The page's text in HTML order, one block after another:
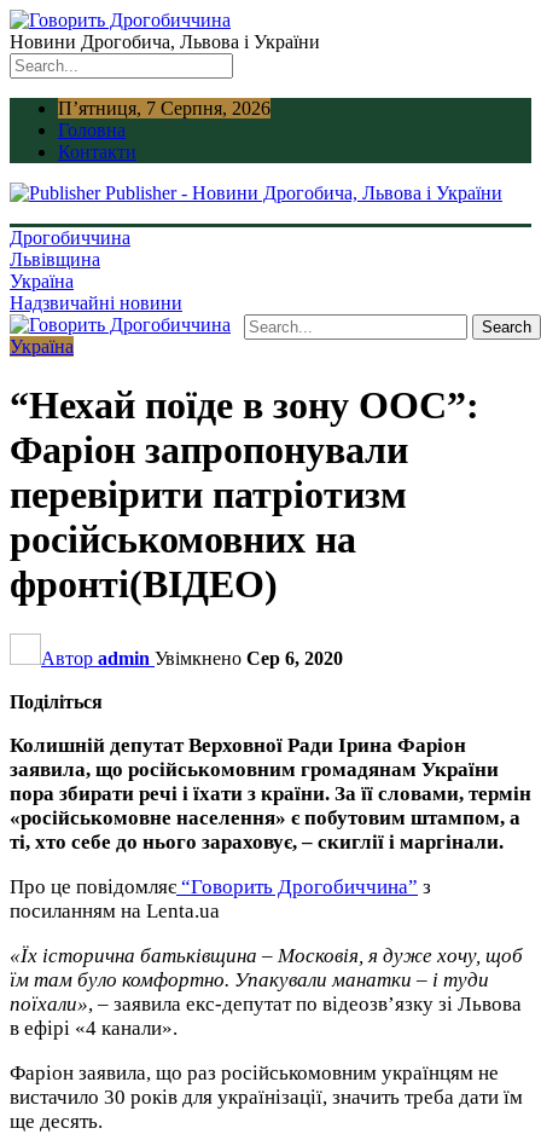
Новини Дрогобича, Львова і України
П’ятниця, 7 Серпня, 2026
Головна
Контакти
Publisher - Новини Дрогобича, Львова і України
Дрогобиччина
Львівщина
Україна
Надзвичайні новини
Україна
“Нехай поїде в зону ООС”:
Фаріон запропонували
перевірити патріотизм
російськомовних на
фронті(ВІДЕО)
Автор admin Увімкнено Сер 6, 2020
Поділіться
Колишній депутат Верховної Ради Ірина Фаріон
заявила, що російськомовним громадянам України
пора збирати речі і їхати з країни. За її словами, термін
«російськомовне населення» є побутовим штампом, а
ті, хто себе до нього зараховує, – скиглії і маргінали.
Про це повідомляє “Говорить Дрогобиччина” з
посиланням на Lenta.ua
«Їх історична батьківщина – Московія, я дуже хочу, щоб
їм там було комфортно. Упакували манатки – і туди
поїхали», – заявила екс-депутат по відеозв’язку зі Львова
в ефірі «4 канали».
Фаріон заявила, що раз російськомовним українцям не
вистачило 30 років для українізації, значить треба дати їм
ще десять.